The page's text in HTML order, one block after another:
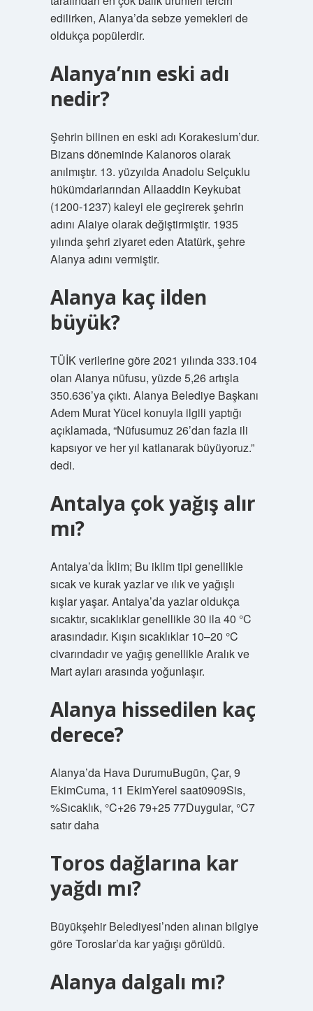
edilirken, Alanya’da sebze yemekleri de
oldukça popülerdir.
Alanya’nın eski adı
nedir?
Şehrin bilinen en eski adı Korakesium’dur.
Bizans döneminde Kalanoros olarak
anılmıştır. 13. yüzyılda Anadolu Selçuklu
hükümdarlarından Allaaddin Keykubat
(1200-1237) kaleyi ele geçirerek şehrin
adını Alaiye olarak değiştirmiştir. 1935
yılında şehri ziyaret eden Atatürk, şehre
Alanya adını vermiştir.
Alanya kaç ilden
büyük?
TÜİK verilerine göre 2021 yılında 333.104
olan Alanya nüfusu, yüzde 5,26 artışla
350.636’ya çıktı. Alanya Belediye Başkanı
Adem Murat Yücel konuyla ilgili yaptığı
açıklamada, “Nüfusumuz 26’dan fazla ili
kapsıyor ve her yıl katlanarak büyüyoruz.”
dedi.
Antalya çok yağış alır
mı?
Antalya’da İklim; Bu iklim tipi genellikle
sıcak ve kurak yazlar ve ılık ve yağışlı
kışlar yaşar. Antalya’da yazlar oldukça
sıcaktır, sıcaklıklar genellikle 30 ila 40 °C
arasındadır. Kışın sıcaklıklar 10–20 °C
civarındadır ve yağış genellikle Aralık ve
Mart ayları arasında yoğunlaşır.
Alanya hissedilen kaç
derece?
Alanya’da Hava DurumuBugün, Çar, 9
EkimCuma, 11 EkimYerel saat0909Sis,
%Sıcaklık, °C+26 79+25 77Duygular, °C7
satır daha
Toros dağlarına kar
yağdı mı?
Büyükşehir Belediyesi’nden alınan bilgiye
göre Toroslar’da kar yağışı görüldü.
Alanya dalgalı mı?